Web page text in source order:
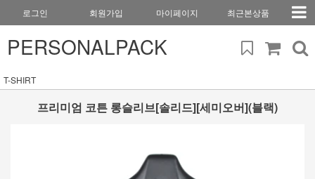
로그인 회원가입 마이페이지 최근본상품
PERSONALPACK
T-SHIRT
프리미엄 코튼 롱슬리브[솔리드][세미오버](블랙)